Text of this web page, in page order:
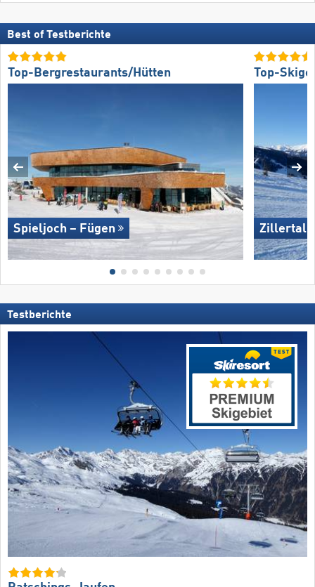
Best of Testberichte
Top-Bergrestaurants/Hütten
Spieljoch – Fügen
Top-
Zillertal
Testberichte